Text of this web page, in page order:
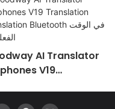
AI Translator
V19